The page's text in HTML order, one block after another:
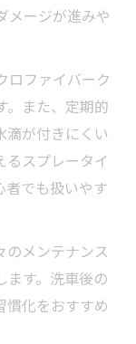
メージが進みや
ロファイバーク
。また、定期的
滴が付きにくい
るスプレータイ
者でも扱いやす
のメンテナンス
ます。洗車後の
慣化をおすすめ